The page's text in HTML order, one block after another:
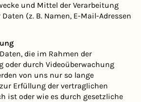
und Mittel der Verarbeitung
(z. B. Namen, E-Mail-Adressen
die im Rahmen der
oder durch Videoüberwachung
von uns nur so lange
Erfüllung der vertraglichen
ist oder wie es durch gesetzliche